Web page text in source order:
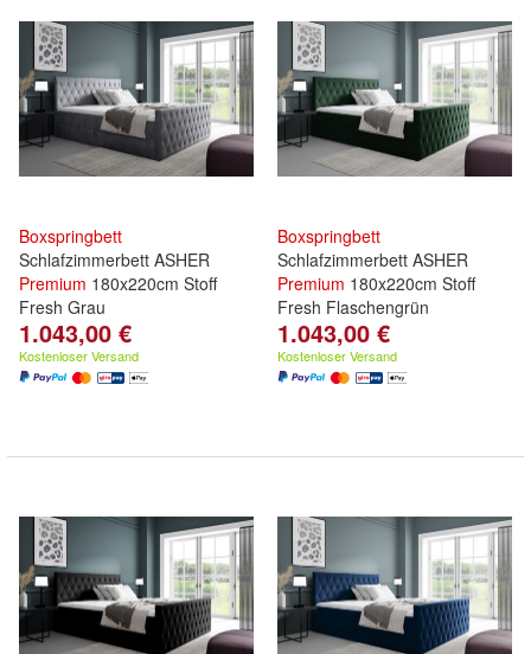
Boxspringbett
Schlafzimmerbett ASHER
Premium 180x220cm Stoff
Fresh Grau
1.043,00 €
Kostenloser Versand
Boxspringbett
Schlafzimmerbett ASHER
Premium 180x220cm Stoff
Fresh Flaschengrün
1.043,00 €
Kostenloser Versand